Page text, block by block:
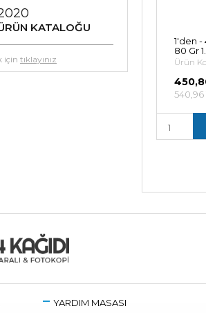
KATALOĞU
için tıklayınız
1'den -
80 Gr
Ürün
540,96
YARDIM MASASI